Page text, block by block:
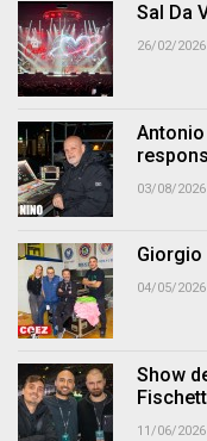
Sal Da
26/02/2026
03/08/2026
Giorgio
04/05/2026
Show
11/06/2026